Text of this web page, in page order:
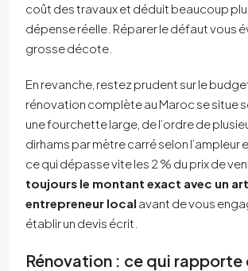
coût des travaux et déduit beaucoup
dépense réelle. Réparer le défaut vous
grosse décote.
En revanche, restez prudent sur le
rénovation complète au Maroc se situe
une fourchette large, de l’ordre de
dirhams par mètre carré selon l’ampleur
ce qui dépasse vite les 2 % du prix de
toujours le montant exact avec un
entrepreneur local avant de vous
établir un devis écrit.
Rénovation : ce qui rapporte